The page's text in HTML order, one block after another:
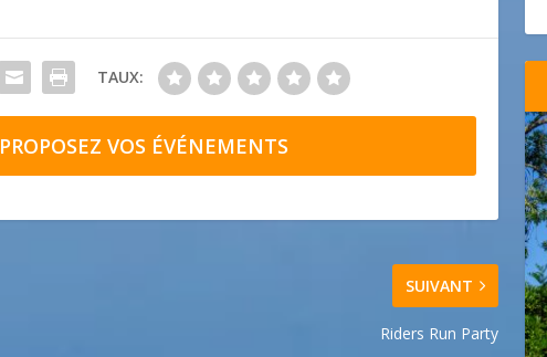
TAUX:
PROPOSEZ VOS ÉVÉNEMENTS
SUIVANT
Riders Run Party